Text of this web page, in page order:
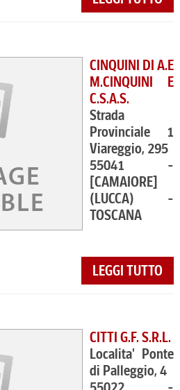
CINQUINI DI A.E
M.CINQUINI E
C.S.A.S.
Strada
Provinciale 1
Viareggio, 295
55041 -
[CAMAIORE]
(LUCCA) -
TOSCANA
LEGGI TUTTO
CITTI G.F. S.R.L.
Localita' Ponte
di Palleggio, 4